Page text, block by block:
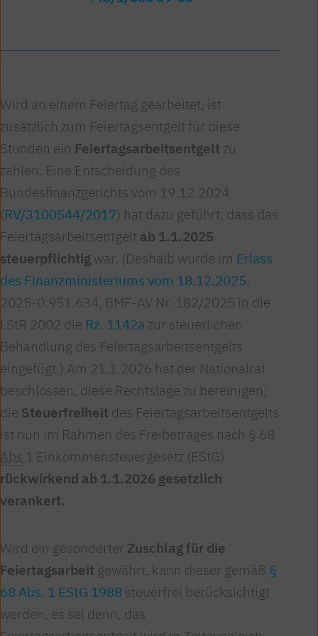
Wird an einem Feiertag gearbeitet, ist
zusätzlich zum Feiertagsentgelt für diese
Stunden ein Feiertagsarbeitsentgelt zu
zahlen. Eine Entscheidung des
Bundesfinanzgerichts vom 19.12.2024
(RV/3100544/2017) hat dazu geführt, dass das
Feiertagsarbeitsentgelt ab 1.1.2025
steuerpflichtig war. (Deshalb wurde im Erlass
des Finanzministeriums vom 18.12.2025,
2025-0.951.634, BMF-AV Nr. 182/2025 in die
LStR 2002 die Rz. 1142a zur steuerlichen
Behandlung des Feiertagsarbeitsentgelts
eingefügt.) Am 21.1.2026 hat der Nationalrat
beschlossen, diese Rechtslage zu bereinigen;
die Steuerfreiheit des Feiertagsarbeitsentgelts
ist nun im Rahmen des Freibetrages nach § 68
Abs 1 Einkommensteuergesetz (EStG)
rückwirkend ab 1.1.2026 gesetzlich
verankert.
Wird ein gesonderter Zuschlag für die
Feiertagsarbeit gewährt, kann dieser gemäß §
68 Abs. 1 EStG 1988 steuerfrei berücksichtigt
werden, es sei denn, das